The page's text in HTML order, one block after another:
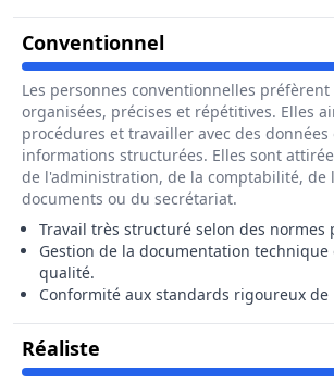
ConventionnelPour Le Métier
Les personnes conventionnelles préfèrent
organisées, précises et répétitives. Elles
procédures et travailler avec des données
informations structurées. Elles sont
de l'administration, de la comptabilité, de
documents ou du secrétariat.
Travail très structuré selon des normes
Gestion de la documentation technique
qualité.
Conformité aux standards rigoureux
Réaliste Pour Le Métier De